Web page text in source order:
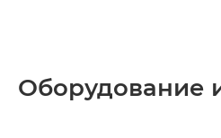
Оборудование